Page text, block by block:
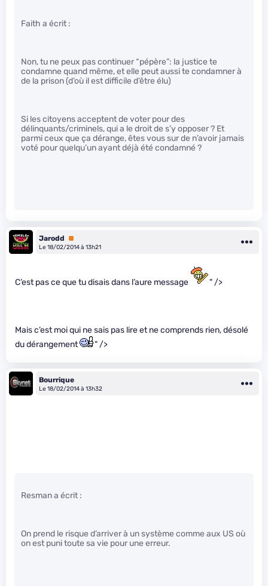
Faith a écrit :
Non, tu ne peux pas continuer “pépère”: la justice te
condamne quand même, et elle peut aussi te condamner à
de la prison (d’où il est difficile d’être élu)
Si les citoyens acceptent de voter pour des
délinquants/criminels, qui a le droit de s’y opposer ? Et
parmi ceux que ça dérange, êtes vous sur de n’avoir jamais
voté pour quelqu’un ayant déjà été condamné ?
Jarodd
Premium
Le 18/02/2014 à 13h21
C’est pas ce que tu disais dans l’aure message " />
Mais c’est moi qui ne sais pas lire et ne comprends rien, désolé
du dérangement
" />
Bourrique
Le 18/02/2014 à 13h32
Resman a écrit :
On prend le risque d’arriver à un système comme aux US où
on est puni toute sa vie pour une erreur.